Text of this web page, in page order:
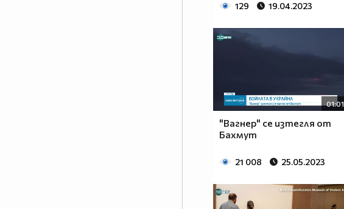
129 19.04.2023
01:01
"Вагнер" се изтегля от
Бахмут
21 008 25.05.2023